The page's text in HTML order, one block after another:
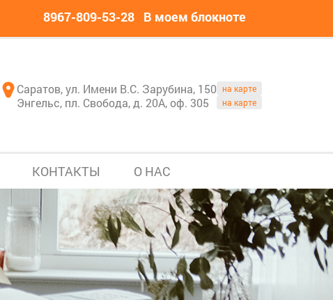
8967-809-53-28 В моем блокноте
Саратов, ул. Имени В.С. Зарубина, 150 на карте
Энгельс, пл. Свобода, д. 20А, оф. 305 на карте
КОНТАКТЫ О НАС